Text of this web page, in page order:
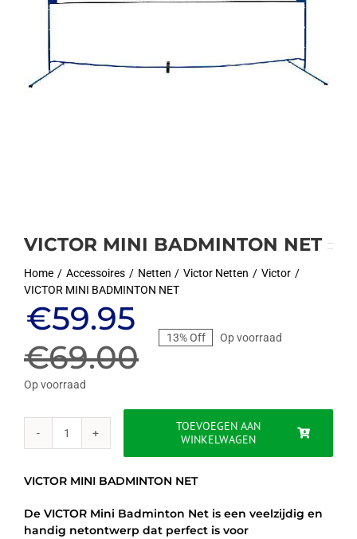
VICTOR MINI BADMINTON NET
Home Accessoires Netten Victor Netten
Victor
VICTOR MINI BADMINTON NET
€69.00
Oorspronkelijke
prijs
was:
€69.00.
€59.95
Huidige
prijs
is:
€59.95.
13% Off Op voorraad
Op voorraad
VICTOR
aantal
TOEVOEGEN AAN
WINKELWAGEN
VICTOR MINI BADMINTON NET
De VICTOR Mini Badminton Net is een veelzijdig en
handig netontwerp dat perfect is voor